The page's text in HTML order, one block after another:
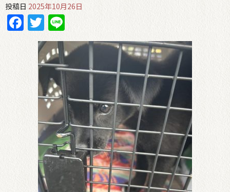
投稿日 2025年10月26日
Facebook
Twitter